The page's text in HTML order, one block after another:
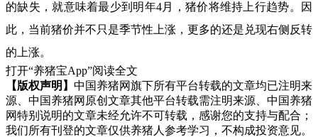
的缺失，就意味着最少到明年4月，猪价将维持上行趋势。因
此，当前猪价并不只是季节性上涨，更多的还是兑现右侧反转
的上涨。
打开“养猪宝App”阅读全文
【版权声明】 中国养猪网旗下所有平台转载的文章均已注明来
源、中国养猪网原创文章其他平台转载需注明来源、中国养猪
网特别说明的文章未经允许不可转载，感谢您的支持与配合；
我们所有刊登的文章仅供养猪人参考学习，不构成投资意见。